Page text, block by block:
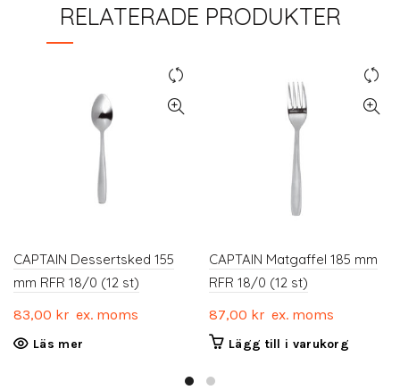
RELATERADE PRODUKTER
CAPTAIN Dessertsked 155
mm RFR 18/0 (12 st)
83,00 kr ex. moms
Läs mer
CAPTAIN Matgaffel 185 mm
RFR 18/0 (12 st)
87,00 kr ex. moms
Lägg till i varukorg